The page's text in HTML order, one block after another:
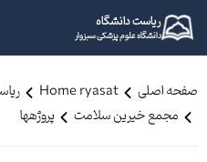
ریاست دانشگاه
دانشگاه علوم پزشکی سبزوار
صفحه اصلی Home ryasat
مجمع خیرین سلامت
پروژه‎ها